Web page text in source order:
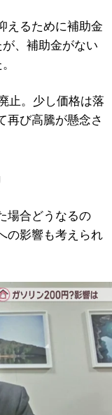
えるために補助金
、補助金がない
止。少し価格は落
再び高騰が懸念さ
場合どうなるの
の影響も考えられ